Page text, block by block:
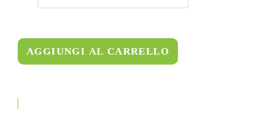
AGGIUNGI AL CARRELLO